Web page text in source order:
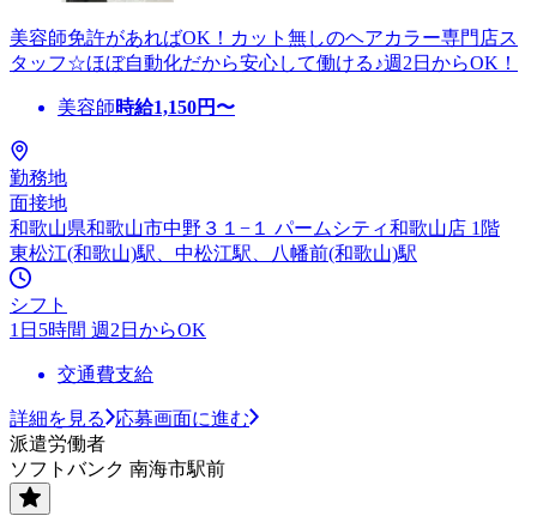
美容師免許があればOK！カット無しのヘアカラー専門店ス
タッフ☆ほぼ自動化だから安心して働ける♪週2日からOK！
美容師時給1,150円〜
勤務地
面接地
和歌山県和歌山市中野３１−１ パームシティ和歌山店 1階
東松江(和歌山)駅、中松江駅、八幡前(和歌山)駅
シフト
1日5時間 週2日からOK
交通費支給
詳細を見る
応募画面に進む
派遣労働者
ソフトバンク 南海市駅前